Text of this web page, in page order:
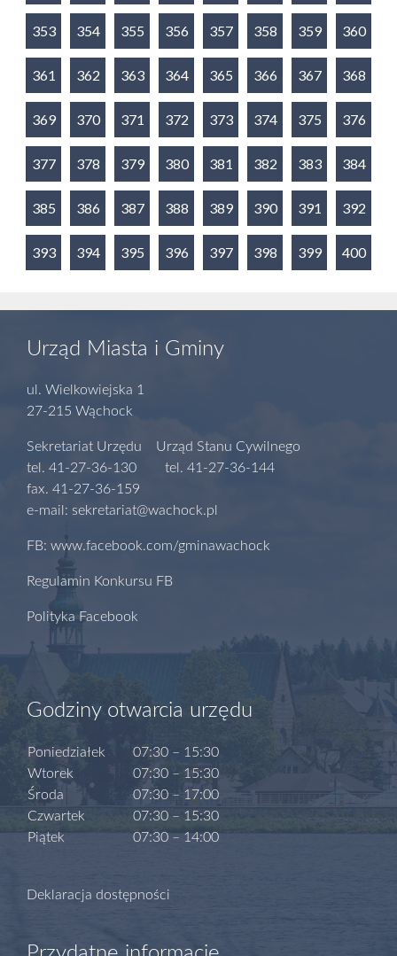
353 354 355 356 357 358 359 360
361 362 363 364 365 366 367 368
369 370 371 372 373 374 375 376
377 378 379 380 381 382 383 384
385 386 387 388 389 390 391 392
393 394 395 396 397 398 399 400
Urząd Miasta i Gminy
ul. Wielkowiejska 1
27-215 Wąchock
Sekretariat Urzędu Urząd Stanu Cywilnego
tel. 41-27-36-130 tel. 41-27-36-144
fax. 41-27-36-159
e-mail: sekretariat@wachock.pl
FB: www.facebook.com/gminawachock
Regulamin Konkursu FB
Polityka Facebook
Godziny otwarcia urzędu
Poniedziałek
Wtorek
Środa
Czwartek
Piątek
07:30 – 15:30
07:30 – 15:30
07:30 – 17:00
07:30 – 15:30
07:30 – 14:00
Deklaracja dostępności